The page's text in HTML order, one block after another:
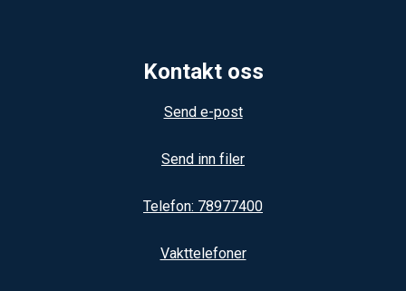
Kontakt oss
Send e-post
Send inn filer
Telefon: 78977400
Vakttelefoner